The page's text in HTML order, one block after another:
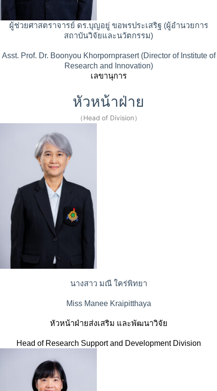
ผู้ช่วยศาสตราจารย์ ดร.บุญอยู่ ขอพรประเสริฐ (ผู้อำนวยการ
สถาบันวิจัยและนวัตกรรม)
Asst. Prof. Dr. Boonyou Khorpornprasert (Director of Institute of
Research and Innovation)
เลขานุการ
หัวหน้าฝ่าย
（Head of Division）
นางสาว มณี ใคร่พิทยา
Miss Manee Kraipitthaya
หัวหน้าฝ่ายส่งเสริม และพัฒนาวิจัย
Head of Research Support and Development Division